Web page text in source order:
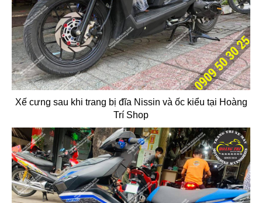
Xế cưng sau khi trang bị đĩa Nissin và ốc kiểu tại Hoàng
Trí Shop